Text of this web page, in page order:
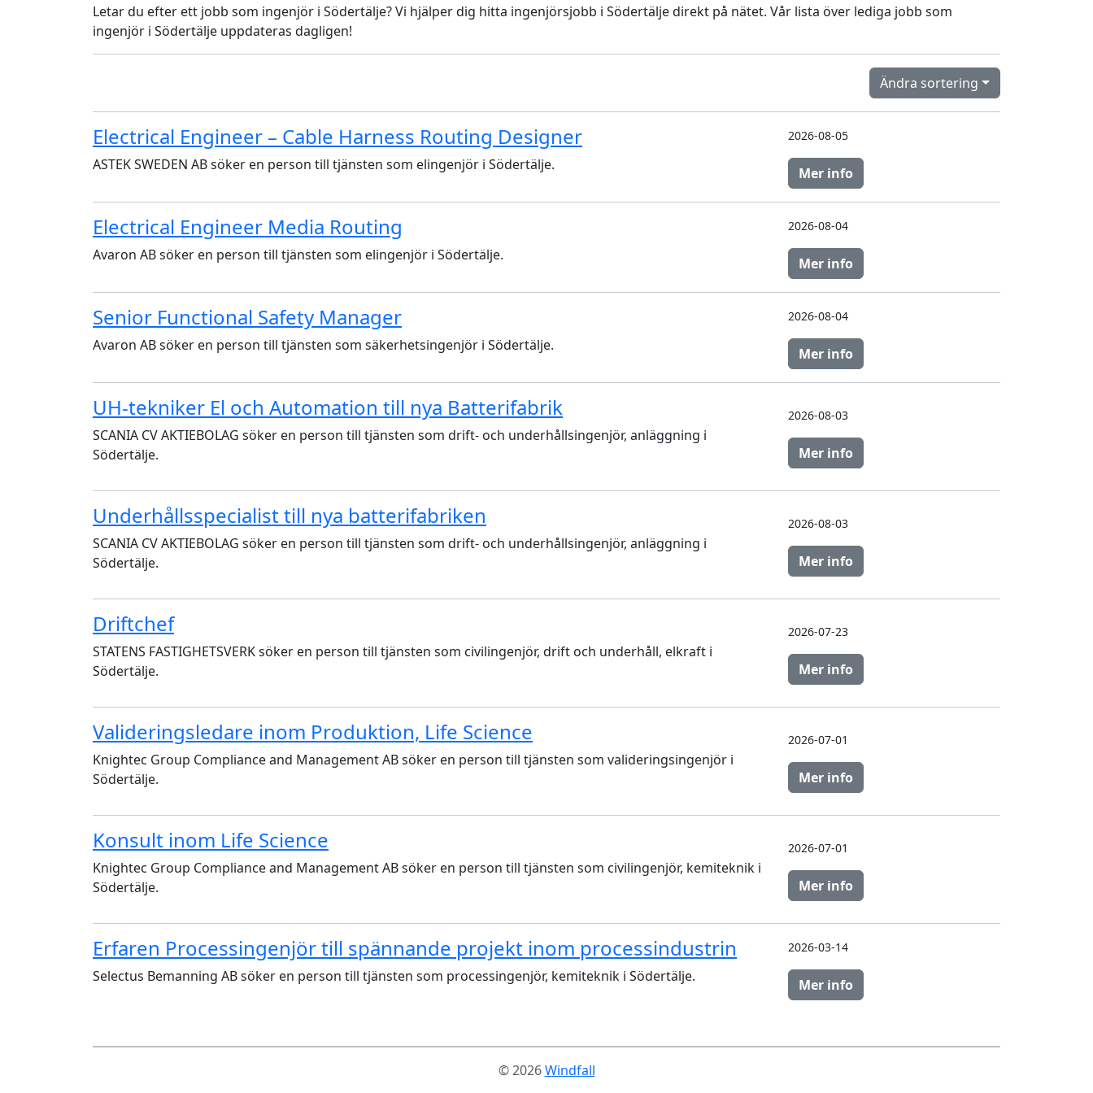
Letar du efter ett jobb som ingenjör i Södertälje? Vi hjälper dig hitta ingenjörsjobb i Södertälje direkt på nätet. Vår lista över lediga jobb som
ingenjör i Södertälje uppdateras dagligen!
Ändra sortering
Electrical Engineer – Cable Harness Routing Designer
ASTEK SWEDEN AB söker en person till tjänsten som elingenjör i Södertälje.
2026-08-05
Mer info
Electrical Engineer Media Routing
Avaron AB söker en person till tjänsten som elingenjör i Södertälje.
2026-08-04
Mer info
Senior Functional Safety Manager
Avaron AB söker en person till tjänsten som säkerhetsingenjör i Södertälje.
2026-08-04
Mer info
UH-tekniker El och Automation till nya Batterifabrik
SCANIA CV AKTIEBOLAG söker en person till tjänsten som drift- och underhållsingenjör, anläggning i
Södertälje.
2026-08-03
Mer info
Underhållsspecialist till nya batterifabriken
SCANIA CV AKTIEBOLAG söker en person till tjänsten som drift- och underhållsingenjör, anläggning i
Södertälje.
2026-08-03
Mer info
Driftchef
STATENS FASTIGHETSVERK söker en person till tjänsten som civilingenjör, drift och underhåll, elkraft i
Södertälje.
2026-07-23
Mer info
Valideringsledare inom Produktion, Life Science
Knightec Group Compliance and Management AB söker en person till tjänsten som valideringsingenjör i
Södertälje.
2026-07-01
Mer info
Konsult inom Life Science
Knightec Group Compliance and Management AB söker en person till tjänsten som civilingenjör, kemiteknik i
Södertälje.
2026-07-01
Mer info
Erfaren Processingenjör till spännande projekt inom processindustrin
Selectus Bemanning AB söker en person till tjänsten som processingenjör, kemiteknik i Södertälje.
2026-03-14
Mer info
© 2026Windfall